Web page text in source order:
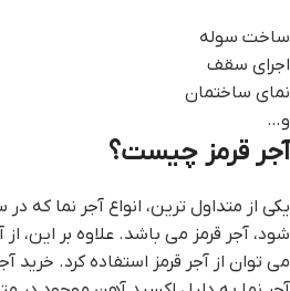
ساخت سوله
اجرای سقف
نمای ساختمان
و…
آجر قرمز چیست؟
یکی از متداول ترین، انواع آجر نما که
شود، آجر قرمز می باشد. علاوه بر
می توان از آجر قرمز استفاده کرد. خرید